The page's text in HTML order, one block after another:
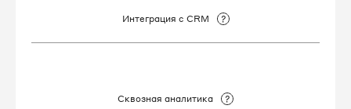
Интеграция с CRM
Сквозная аналитика